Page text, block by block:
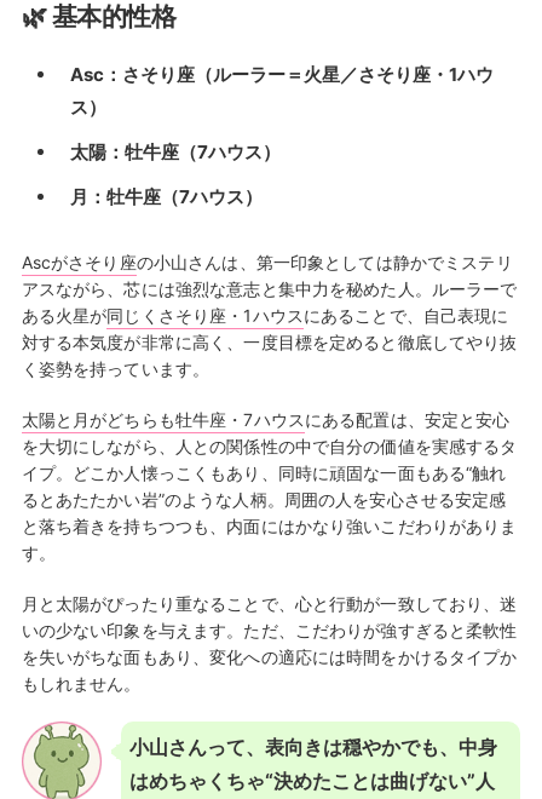
🌿 基本的性格
Asc：さそり座（ルーラー＝火星／さそり座・1ハウ
ス）
太陽：牡牛座（7ハウス）
月：牡牛座（7ハウス）
Ascがさそり座の小山さんは、第一印象としては静かでミステリ
アスながら、芯には強烈な意志と集中力を秘めた人。ルーラーで
ある火星が同じくさそり座・1ハウスにあることで、自己表現に
対する本気度が非常に高く、一度目標を定めると徹底してやり抜
く姿勢を持っています。
太陽と月がどちらも牡牛座・7ハウスにある配置は、安定と安心
を大切にしながら、人との関係性の中で自分の価値を実感するタ
イプ。どこか人懐っこくもあり、同時に頑固な一面もある“触れ
るとあたたかい岩”のような人柄。周囲の人を安心させる安定感
と落ち着きを持ちつつも、内面にはかなり強いこだわりがありま
す。
月と太陽がぴったり重なることで、心と行動が一致しており、迷
いの少ない印象を与えます。ただ、こだわりが強すぎると柔軟性
を失いがちな面もあり、変化への適応には時間をかけるタイプか
もしれません。
小山さんって、表向きは穏やかでも、中身
はめちゃくちゃ“決めたことは曲げない”人